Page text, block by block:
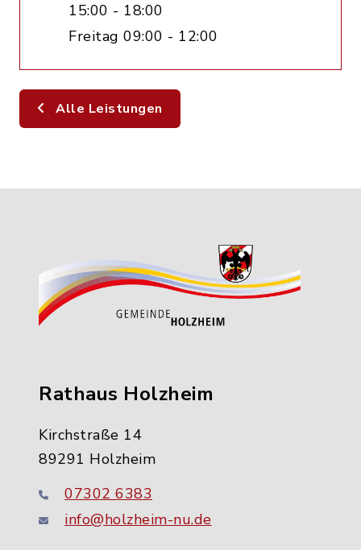
15:00 - 18:00
Freitag 09:00 - 12:00
Alle Leistungen
Rathaus Holzheim
Kirchstraße 14
89291 Holzheim
07302 6383
info@holzheim-nu.de